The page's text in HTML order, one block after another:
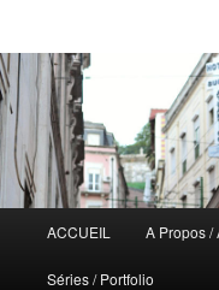
principal
ACCUEIL A Propos /
Séries / Portfolio